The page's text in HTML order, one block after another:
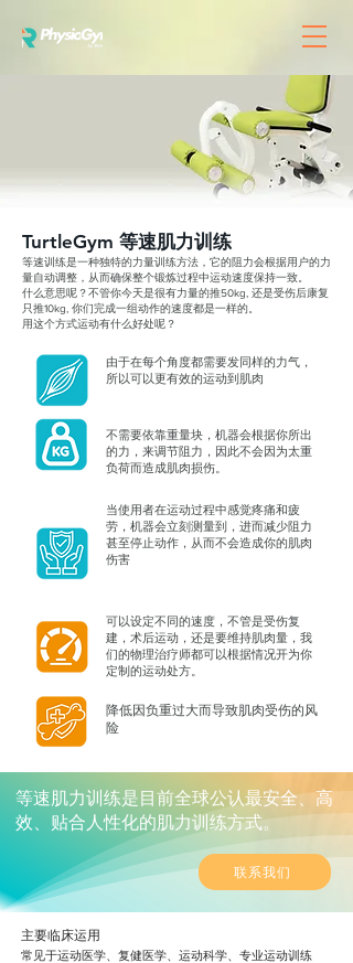
TurtleGym 等速肌力训练
等速训练是一种独特的力量训练方法，它的阻力会根据用户的力
量自动调整，从而确保整个锻炼过程中运动速度保持一致。​​
什么意思呢？不管你今天是很有力量的推50kg, 还是受伤后康复
只推10kg, 你们完成一组动作的速度都是一样的。
用这个方式运动有什么好处呢？
由于在每个角度都需要发同样的力气，
所以可以更有效的运动到肌肉
不需要依靠重量块，机器会根据你所出
的力，来调节阻力，因此不会因为太重
负荷而造成肌肉损伤。
当使用者在运动过程中感觉疼痛和疲
劳，机器会立刻测量到，进而减少阻力
甚至停止动作，从而不会造成你的肌肉
伤害
可以设定不同的速度，不管是受伤复
建，术后运动，还是要维持肌肉量，我
们的物理治疗师都可以根据情况开为你
定制的运动处方。
降低因负重过大而导致肌肉受伤的风
险
等速肌力训练是目前全球公认最安全、高
效、贴合人性化的肌力训练方式。
联系我们
主要临床运用
常见于运动医学、复健医学、运动科学、专业运动训练